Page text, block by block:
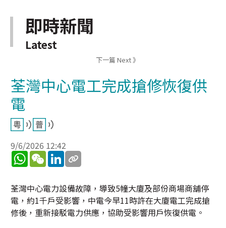
即時新聞
Latest
下一篇 Next 》
荃灣中心電工完成搶修恢復供
電
9/6/2026 12:42
WhatsApp
WeChatLinkedIn
荃灣中心電力設備故障，導致5幢大廈及部份商場商舖停
電，約1千戶受影響，中電今早11時許在大廈電工完成搶
修後，重新接駁電力供應，協助受影響用戶恢復供電。